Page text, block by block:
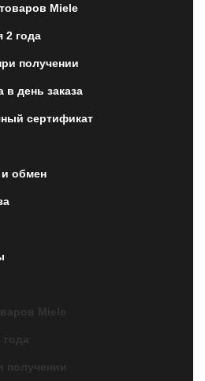
Miele
2 года
получении
в день заказа
сертификат
и обмен
Miele
получении